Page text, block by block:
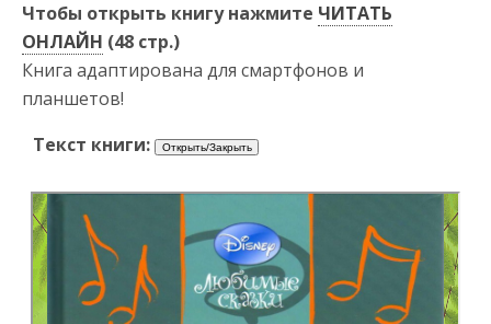
Чтобы открыть книгу нажмите ЧИТАТЬ
ОНЛАЙН (48 стр.)
Книга адаптирована для смартфонов и
планшетов!
Текст книги: